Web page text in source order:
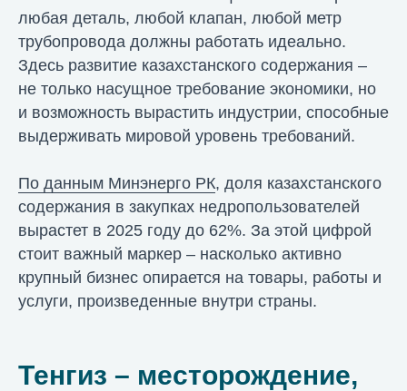
любая деталь, любой клапан, любой метр
трубопровода должны работать идеально.
Здесь развитие казахстанского содержания –
не только насущное требование экономики, но
и возможность вырастить индустрии, способные
выдерживать мировой уровень требований.
По данным Минэнерго РК, доля казахстанского
содержания в закупках недропользователей
вырастет в 2025 году до 62%. За этой цифрой
стоит важный маркер – насколько активно
крупный бизнес опирается на товары, работы и
услуги, произведенные внутри страны.
Тенгиз – месторождение,